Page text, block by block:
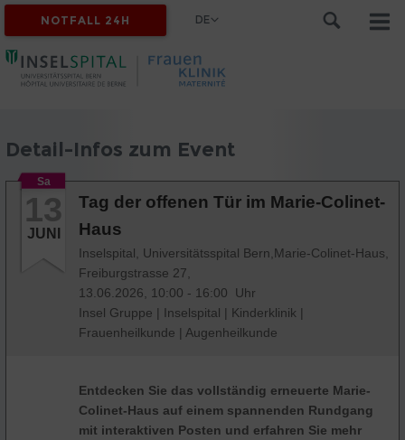
NOTFALL 24H DE
Detail-Infos zum Event
Sa
13
JUNI
Tag der offenen Tür im Marie-Colinet-
Haus
Inselspital, Universitätsspital Bern,Marie-Colinet-Haus,
Freiburgstrasse 27,
13.06.2026, 10:00 - 16:00 Uhr
Insel Gruppe | Inselspital | Kinderklinik |
Frauenheilkunde | Augenheilkunde
Entdecken Sie das vollständig erneuerte Marie-
Colinet-Haus auf einem spannenden Rundgang
mit interaktiven Posten und erfahren Sie mehr